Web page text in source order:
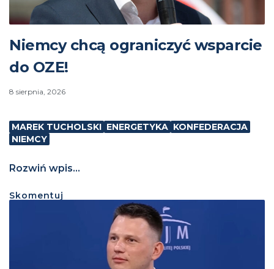
Niemcy chcą ograniczyć wsparcie
do OZE!
8 sierpnia, 2026
MAREK TUCHOLSKI ENERGETYKA KONFEDERACJA
NIEMCY
Rozwiń wpis...
Skomentuj